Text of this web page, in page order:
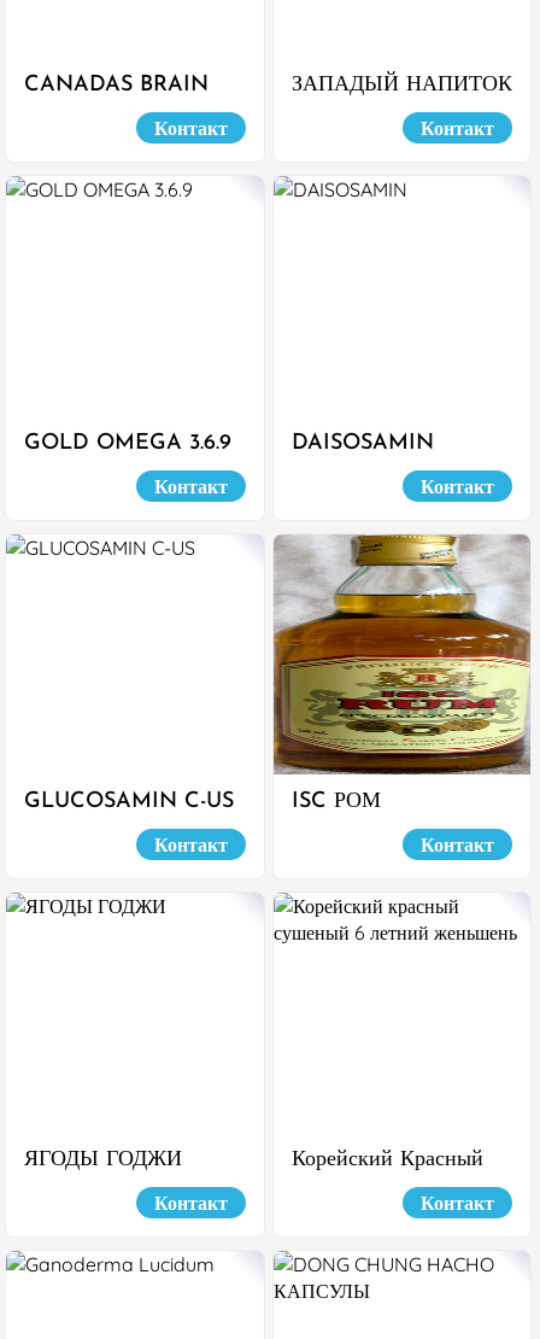
CANADAS BRAIN
Контакт
ЗАПАДЫЙ НАПИТОК
С КОЛЛАГЕНОМ
Контакт
GOLD OMEGA 3.6.9
Контакт
DAISOSAMIN
Контакт
GLUCOSAMIN C-US
Контакт
ISC РОМ
Контакт
ЯГОДЫ ГОДЖИ
Контакт
Корейский Красный
Сушеный 6 Летний
Контакт